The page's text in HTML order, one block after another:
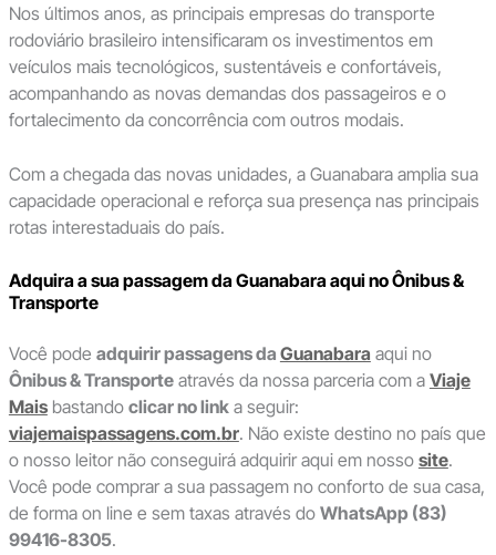
Nos últimos anos, as principais empresas do transporte
rodoviário brasileiro intensificaram os investimentos em
veículos mais tecnológicos, sustentáveis e confortáveis,
acompanhando as novas demandas dos passageiros e o
fortalecimento da concorrência com outros modais.
Com a chegada das novas unidades, a Guanabara amplia sua
capacidade operacional e reforça sua presença nas principais
rotas interestaduais do país.
Adquira a sua passagem da Guanabara aqui no Ônibus &
Transporte
Você pode adquirir passagens da Guanabara aqui no
Ônibus & Transporteatravés da nossa parceria com a Viaje
Maisbastando clicar no linka seguir:
viajemaispassagens.com.br. Não existe destino no país que
o nosso leitor não conseguirá adquirir aqui em nosso site.
Você pode comprar a sua passagem no conforto de sua casa,
de forma on line e sem taxas através do WhatsApp (83)
99416-8305.